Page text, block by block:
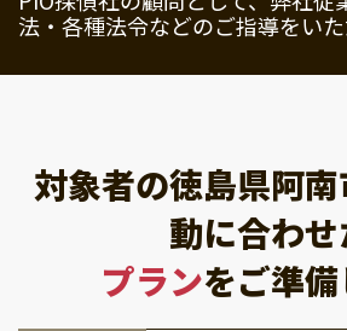
法・各種法令などのご指導をいた
対象者の徳島県阿
動に合わせ
プランをご準